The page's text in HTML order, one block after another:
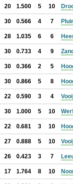
20 1.500 5 10
30 0.566 4 7
28 1.035 6 6
30 0.733 4 9
30 0.366 2 5
30 0.866 5 8
22 0.590 3 4
30 1.000 5 10
22 0.681 3 10
27 0.888 5 10
26 0.423 3 7
17 1.764 8 10